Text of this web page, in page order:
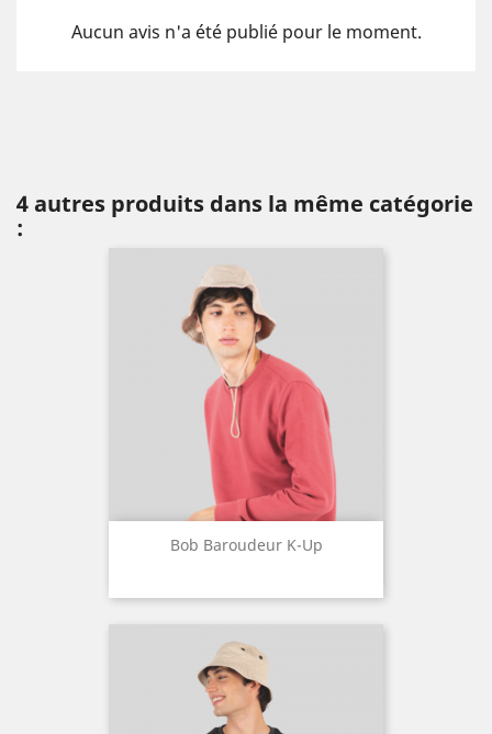
Aucun avis n'a été publié pour le moment.
4 autres produits dans la même catégorie
:
Bob Baroudeur K-Up